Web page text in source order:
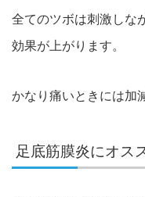
全てのツボは刺激しな
効果が上がります。
かなり痛いときには加
足底筋膜炎にオス